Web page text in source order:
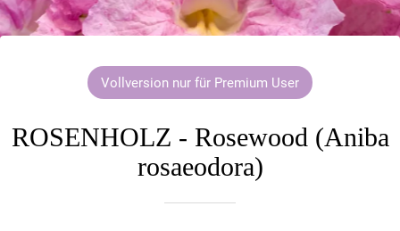
Vollversion nur für Premium User
ROSENHOLZ - Rosewood (Aniba
rosaeodora)